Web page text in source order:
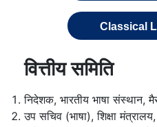
Classical
वित्तीय समिति
निदेशक, भारतीय भाषा संस्थान,
उप सचिव (भाषा), शिक्षा